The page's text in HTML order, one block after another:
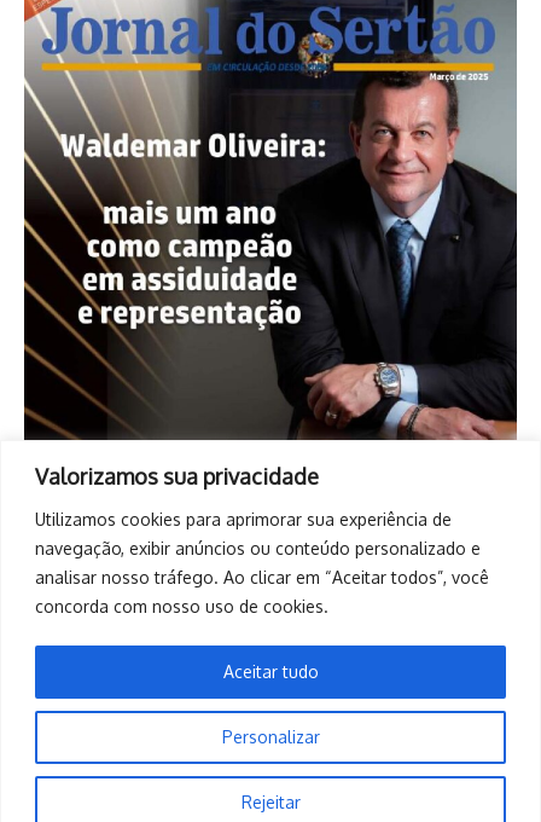
Valorizamos sua privacidade
Utilizamos cookies para aprimorar sua experiência de
navegação, exibir anúncios ou conteúdo personalizado e
analisar nosso tráfego. Ao clicar em “Aceitar todos”, você
concorda com nosso uso de cookies.
Personalizar
Rejeitar
Aceitar tudo
Copyright © 2026. Todos os direitos reservados. | Desenvolvido
Revista de Notícias X